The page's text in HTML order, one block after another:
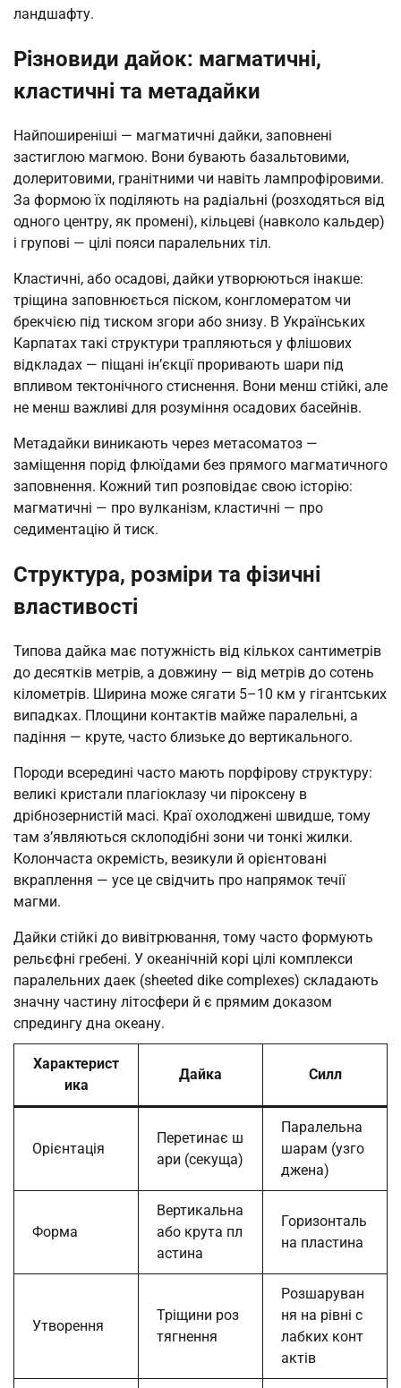
ландшафту.
Різновиди дайок: магматичні,
кластичні та метадайки
Найпоширеніші — магматичні дайки, заповнені
застиглою магмою. Вони бувають базальтовими,
долеритовими, гранітними чи навіть лампрофіровими.
За формою їх поділяють на радіальні (розходяться від
одного центру, як промені), кільцеві (навколо кальдер)
і групові — цілі пояси паралельних тіл.
Кластичні, або осадові, дайки утворюються інакше:
тріщина заповнюється піском, конгломератом чи
брекчією під тиском згори або знизу. В Українських
Карпатах такі структури трапляються у флішових
відкладах — піщані ін’єкції проривають шари під
впливом тектонічного стиснення. Вони менш стійкі, але
не менш важливі для розуміння осадових басейнів.
Метадайки виникають через метасоматоз —
заміщення порід флюїдами без прямого магматичного
заповнення. Кожний тип розповідає свою історію:
магматичні — про вулканізм, кластичні — про
седиментацію й тиск.
Структура, розміри та фізичні
властивості
Типова дайка має потужність від кількох сантиметрів
до десятків метрів, а довжину — від метрів до сотень
кілометрів. Ширина може сягати 5–10 км у гігантських
випадках. Площини контактів майже паралельні, а
падіння — круте, часто близьке до вертикального.
Породи всередині часто мають порфірову структуру:
великі кристали плагіоклазу чи піроксену в
дрібнозернистій масі. Краї охолоджені швидше, тому
там з’являються склоподібні зони чи тонкі жилки.
Колончаста окремість, везикули й орієнтовані
вкраплення — усе це свідчить про напрямок течії
магми.
Дайки стійкі до вивітрювання, тому часто формують
рельєфні гребені. У океанічній корі цілі комплекси
паралельних даек (sheeted dike complexes) складають
значну частину літосфери й є прямим доказом
спредингу дна океану.
Характерист
ика
Дайка Силл
Орієнтація
Перетинає ш
ари (секуща)
Паралельна
шарам (узго
джена)
Форма
Вертикальна
або крута пл
астина
Горизонталь
на пластина
Утворення
Тріщини роз
тягнення
Розшаруван
ня на рівні с
лабких конт
актів